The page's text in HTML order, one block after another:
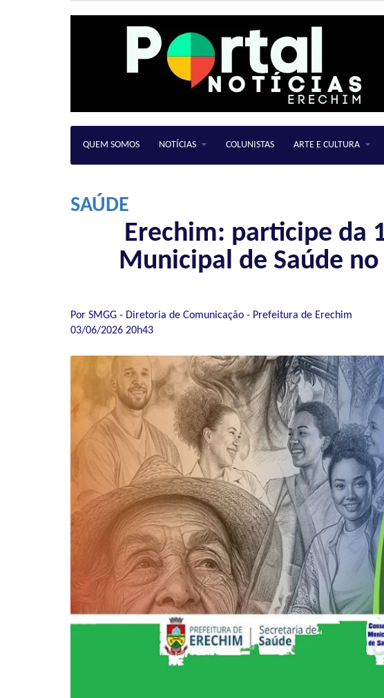
QUEM SOMOS NOTÍCIAS COLUNISTAS ARTE E CULTURA
SAÚDE
Erechim: participe da
Municipal de Saúde
Por SMGG - Diretoria de Comunicação - Prefeitura de Erechim
03/06/2026 20h43